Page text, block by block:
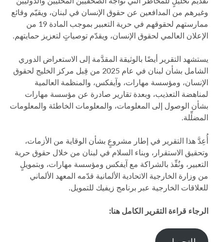
وغيرهم من المدافعين عن حقوق الإنسان في لبنان، ويقيّم وقائع
ممارستهم لحقوقهم في حرية التعبير بموجب المادة 19 من
الإعلان العالمي لحقوق الإنسان، ويقدّم توصياتٍ لتعزيز حمايتهم.
يستشهد التقرير أيضًا بالوثيقة المقدَّمة إلى الاستعراض الدوري
الشامل بشأن لبنان في عام 2025 من قِبل مركز الخليج لحقوق
الإنسان، ومؤسسة مهارات، وآيفكس، والمنظمة العالمية
لمناهضة التعذيب، وبعدة تقارير صادرة عن مؤسسة مهارات
بشأن الوصول إلى المعلومات، والمعلومات الخاطئة والمعلومات
المضلِّلة.
أُعِدَّ هذا التقرير في إطار مشروعٍ بشأن الوقاية من الأزمات،
وتحقيق الاستقرار، وبناء السلام في لبنان من خلال حقوق حرية
التعبير، ونُفِّذ بالشراكة مع آيفكس ومؤسسة مهارات، وبتمويلٍ
من وزارة الخارجية الاتحادية الألمانية قدّمه المعهد الألماني
للعلاقات الخارجية عبر برنامج زيفيك للتمويل.
الرجاء قراءة التقرير الكامل هنا: